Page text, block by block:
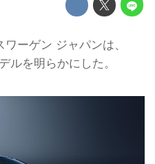
ーゲン ジャパンは、
ルを明らかにした。